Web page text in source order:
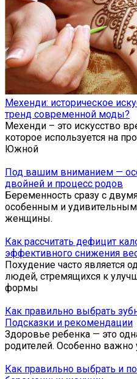
Мехенди: историческое
тренд современной моды?
Мехенди – это искусство
которое используется на
Южной
Под вашим вниманием —
двойней и процесс родов
Беременность сразу с
особенным и
женщины.
Как рассчитать дефицит
эффективного снижения
Похудение часто является
людей, стремящихся к
формы
Как правильно выбрать
Подсказки и рекомендации
Здоровье ребенка — это
родителей. Особенно важно
Как правильно выбрать и